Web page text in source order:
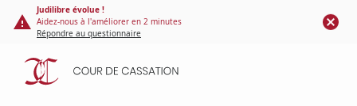
Panneau de gestion des cookies
contenu
principal
Judilibre évolue !
Aidez-nous à l'améliorer en 2 minutes
Répondre au questionnaire